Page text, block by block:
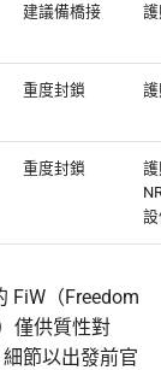
建議備橋接
重度封鎖
重度封鎖
FiW（Freedom
僅供質性對
節以出發前官